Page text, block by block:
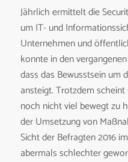
Jährlich ermittelt die
um IT- und
Unternehmen und
konnte in den
dass das Bewusstsein um
ansteigt. Trotzdem
noch nicht viel bewegt zu
der Umsetzung von
Sicht der Befragten 2016
abermals schlechter